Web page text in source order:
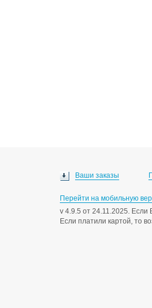
Ваши заказы
Перейти на мобильную
v 4.9.5 от 24.11.2025.
Если платили картой, то